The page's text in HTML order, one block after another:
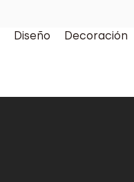
Diseño Decoración